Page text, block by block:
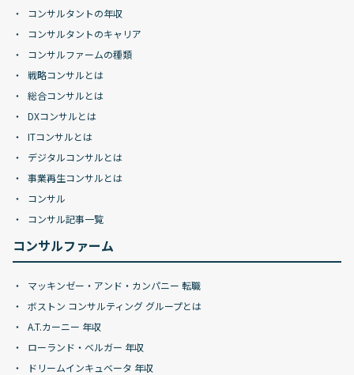
コンサルタントの年収
コンサルタントのキャリア
コンサルファームの種類
戦略コンサルとは
総合コンサルとは
DXコンサルとは
ITコンサルとは
デジタルコンサルとは
事業再生コンサルとは
コンサル
コンサル記事一覧
コンサルファーム
マッキンゼー・アンド・カンパニー 転職
ボストン コンサルティング グループとは
A.T.カーニー 年収
ローランド・ベルガー 年収
ドリームインキュベータ 年収